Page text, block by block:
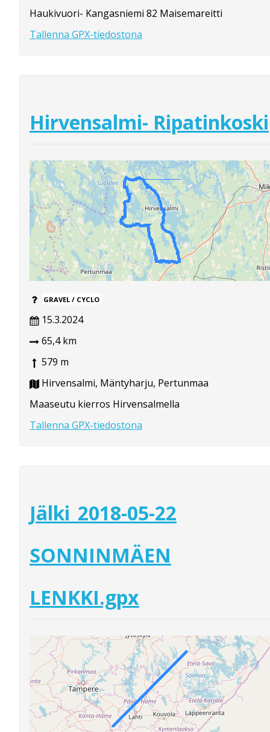
Haukivuori- Kangasniemi 82 Maisemareitti
Tallenna GPX-tiedostona
Hirvensalmi- Ripatinkoski
GRAVEL / CYCLO
15.3.2024
65,4 km
579 m
Hirvensalmi, Mäntyharju, Pertunmaa
Maaseutu kierros Hirvensalmella
Tallenna GPX-tiedostona
Jälki_2018-05-22
SONNINMÄEN
LENKKI.gpx